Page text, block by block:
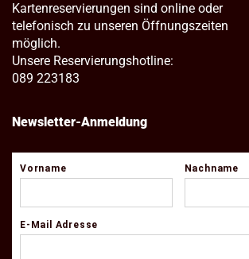
Kartenreservierungen sind online oder
telefonisch zu unseren Öffnungszeiten
möglich.
Unsere Reservierungshotline:
089 223183
Newsletter-Anmeldung